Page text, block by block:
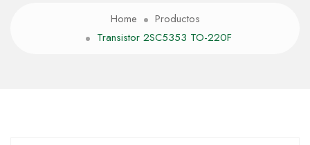
Home
Productos
Transistor 2SC5353 TO-220F